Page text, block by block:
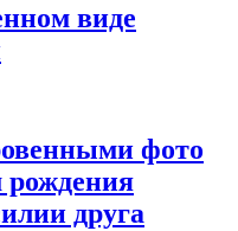
виде
фото
рождения
друга